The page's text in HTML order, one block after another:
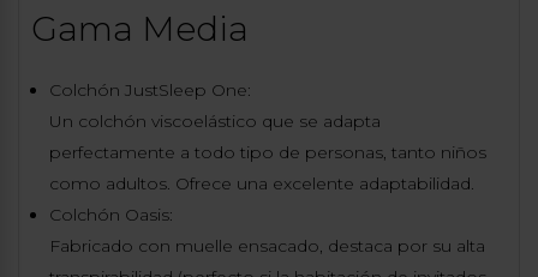
Gama Media
Colchón JustSleep One:
Un colchón viscoelástico que se adapta
perfectamente a todo tipo de personas, tanto niños
como adultos. Ofrece una excelente adaptabilidad.
Colchón Oasis:
Fabricado con muelle ensacado, destaca por su alta